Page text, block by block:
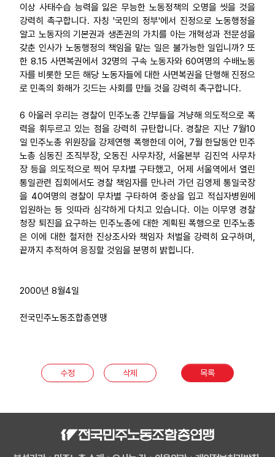
이상 사태수습 능력을 잃은 무능한 노동정책의 오명을 씻을 것을
강력히 촉구합니다. 자칭 '국민의 정부'에서 진정으로 노동행정을
알고 노동자의 기본권과 생존권의 가치를 아는 개혁성과 전문성을
갖춘 인사가 노동행정의 책임을 맡는 일은 불가능한 일입니까? 또
한 8.15 사면복권에서 32명의 구속 노동자와 60여명의 수배노동
자를 비롯한 모든 해당 노동자들에 대한 사면복권을 단행해 진정으
로 민족의 화해가 깃드는 사회를 만들 것을 강력히 촉구합니다.
6 아울러 우리는 경찰이 민주노총 간부들을 겨냥해 의도적으로 폭
력을 휘두르고 있는 점을 강력히 규탄합니다. 경찰은 지난 7월10
일 민주노총 위원장을 강제연행 폭행한데 이어, 7월 한달동안 민주
노총 심동진 조직부장, 오동진 사무차장, 서울본부 김진억 사무차
장 등을 의도적으로 찍어 무차별 구타했고, 어제 서울역에서 열린
통일관련 집회에서도 경찰 책임자를 만나러 가던 김영제 통일국장
을 40여명의 경찰이 무차별 구타하여 중상을 입고 적십자병원에
입원하는 등 잇따라 심각하게 다치고 있습니다. 이는 이무영 경찰
청장 퇴진을 요구하는 민주노총에 대한 계획된 폭행으로 민주노총
은 이에 대한 철저한 진상조사와 책임자 처벌을 강력히 요구하며,
끝까지 추적하여 응징할 것임을 분명히 밝힙니다.
2000년 8월4일
전국민주노동조합총연맹
수정 삭제 목록